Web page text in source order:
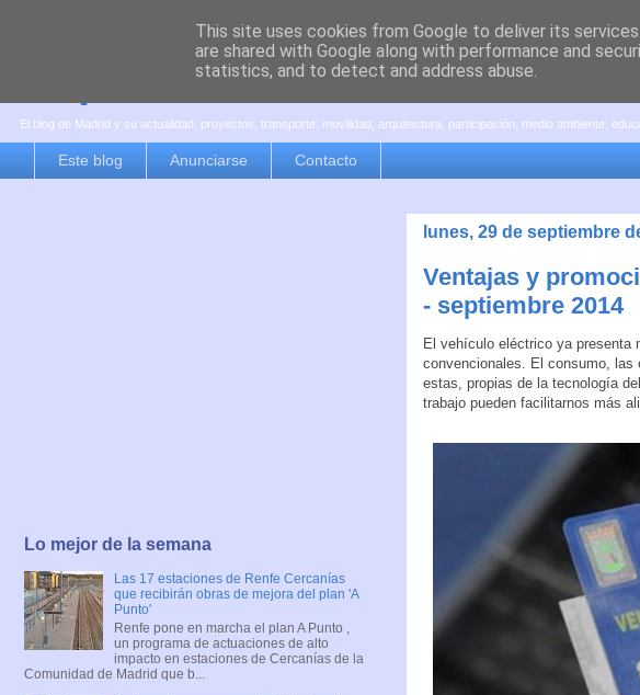
es por madrid
El blog de Madrid y su actualidad, proyectos, transporte, movilidad, arquitectura, participación, medio ambiente,
Este blog Anunciarse Contacto
lunes, 29 de septiembre
Ventajas y
- septiembre 2014
El vehículo eléctrico ya presenta
convencionales. El consumo, las
estas, propias de la tecnología
trabajo pueden facilitarnos más
Lo mejor de la semana
Las 17 estaciones de Renfe Cercanías
que recibirán obras de mejora del plan 'A
Punto'
Renfe pone en marcha el plan A Punto ,
un programa de actuaciones de alto
impacto en estaciones de Cercanías de la
Comunidad de Madrid que b...
This site uses cookies from Google to deliver its
are shared with Google along with performance and
statistics, and to detect and address abuse.